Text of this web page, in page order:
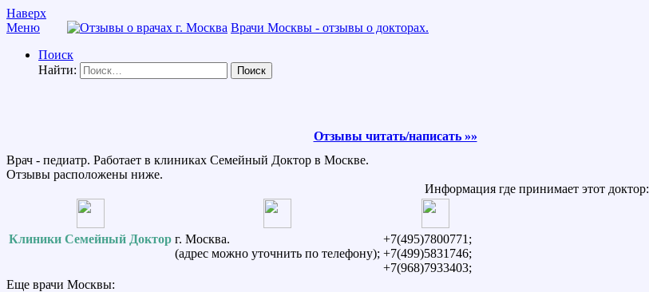
Наверх
Меню
Врачи Москвы - отзывы о докторах.
Поиск
Найти:
Отзывы читать/написать »»
Врач - педиатр. Работает в клиниках Семейный Доктор в Москве.
Отзывы расположены ниже.
Информация где принимает этот доктор:
Клиники Семейный Доктор г. Москва.
(адрес можно уточнить по телефону);
+7(495)7800771;
+7(499)5831746;
+7(968)7933403;
Еще врачи Москвы: